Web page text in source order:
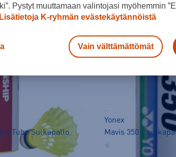
6 Tube Sulkapallo.
Yonex
Mavis 350 -
(0)
Pystyt muuttamaan valintojasi myöhemmin
Lisätietoja K-ryhmän evästekäytännöistä
Vain välttämättömät